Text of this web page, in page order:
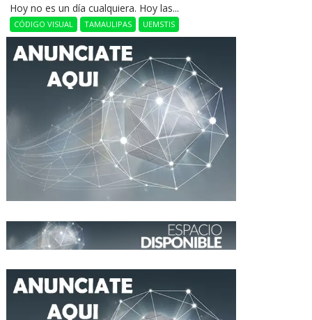
Hoy no es un día cualquiera. Hoy las...
CÓDIGO VISUAL TAMAULIPAS UEMSTIS